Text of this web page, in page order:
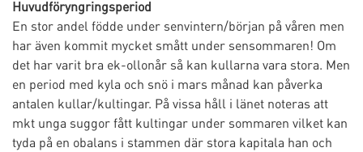
Huvudföryngringsperiod
En stor andel födde under senvintern/början på våren men
har även kommit mycket smått under sensommaren! Om
det har varit bra ek-ollonår så kan kullarna vara stora. Men
en period med kyla och snö i mars månad kan påverka
antalen kullar/kultingar. På vissa håll i länet noteras att
mkt unga suggor fått kultingar under sommaren vilket kan
tyda på en obalans i stammen där stora kapitala han och